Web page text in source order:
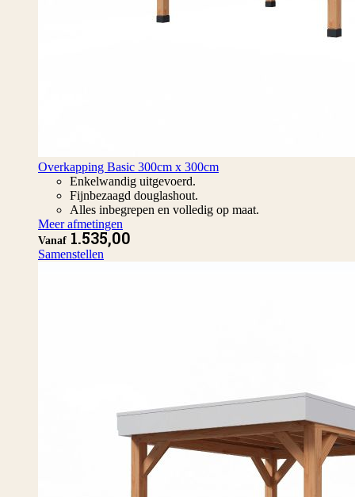
Overkapping Basic 300cm x 300cm
Enkelwandig uitgevoerd.
Fijnbezaagd douglashout.
Alles inbegrepen en volledig op maat.
Meer afmetingen
Vanaf 1.535,00
Samenstellen